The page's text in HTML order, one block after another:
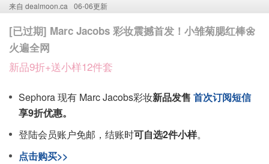
来自 dealmoon.ca 06-06更新
[已过期] Marc Jacobs 彩妆震撼首发！小雏菊腮红棒🌼
火遍全网
新品9折+送小样12件套
Sephora 现有 Marc Jacobs彩妆新品发售 首次订阅短信
享9折优惠。
登陆会员账户免邮，结账时可自选2件小样。
点击购买>>